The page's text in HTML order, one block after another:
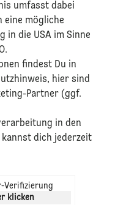
umfasst dabei
eine mögliche
in die USA im Sinne
findest Du in
, hier sind
Partner (ggf.
in den
kannst dich jederzeit
Verifizierung
klicken